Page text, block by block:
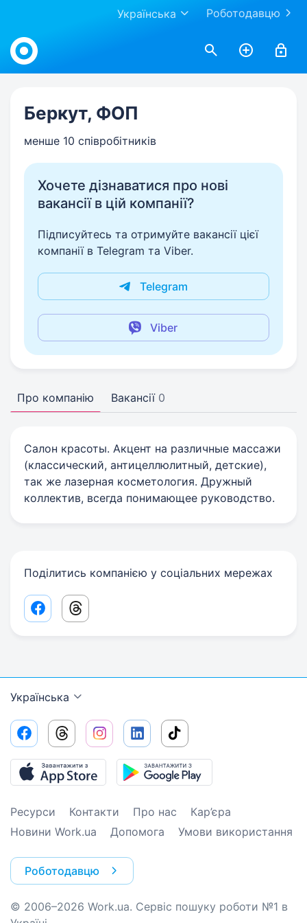
Роботодавцю
Українська
Work.ua
Беркут, ФОП
менше 10 співробітників
Хочете дізнаватися про нові
вакансії в цій компанії?
Підписуйтесь та отримуйте вакансії цієї
компанії в Telegram та Viber.
Telegram
Viber
Про компанію Вакансії 0
Салон красоты. Акцент на различные массажи
(классический, антицеллюлитный, детские),
так же лазерная косметология. Дружный
коллектив, всегда понимающее руководство.
Поділитись компанією у соціальних мережах
Facebook share link
Threads share link
Українська
Ресурси Контакти Про нас
Кар’єра
Новини Work.ua
Допомога Умови використання
Роботодавцю
© 2006–2026 Work.ua. Сервіс пошуку роботи №1 в